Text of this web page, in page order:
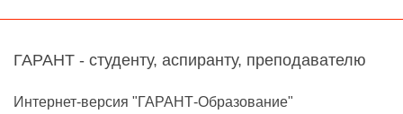
ГАРАНТ - студенту, аспиранту, преподавателю
Интернет-версия "ГАРАНТ-Образование"